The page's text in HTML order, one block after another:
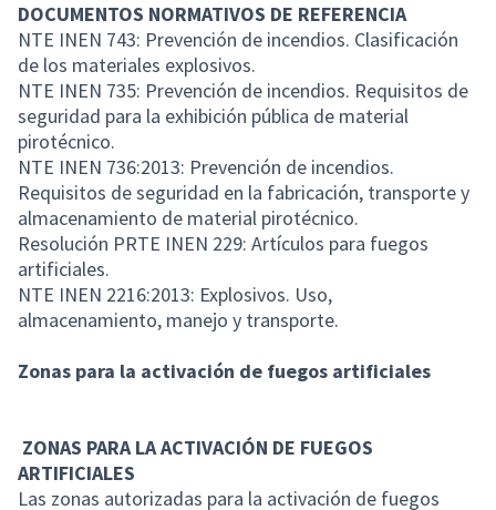
DOCUMENTOS NORMATIVOS DE REFERENCIA
NTE INEN 743: Prevención de incendios. Clasificación
de los materiales explosivos.
NTE INEN 735: Prevención de incendios. Requisitos de
seguridad para la exhibición pública de material
pirotécnico.
NTE INEN 736:2013: Prevención de incendios.
Requisitos de seguridad en la fabricación, transporte y
almacenamiento de material pirotécnico.
Resolución PRTE INEN 229: Artículos para fuegos
artificiales.
NTE INEN 2216:2013: Explosivos. Uso,
almacenamiento, manejo y transporte.
Zonas para la activación de fuegos artificiales
ZONAS PARA LA ACTIVACIÓN DE FUEGOS
ARTIFICIALES
Las zonas autorizadas para la activación de fuegos